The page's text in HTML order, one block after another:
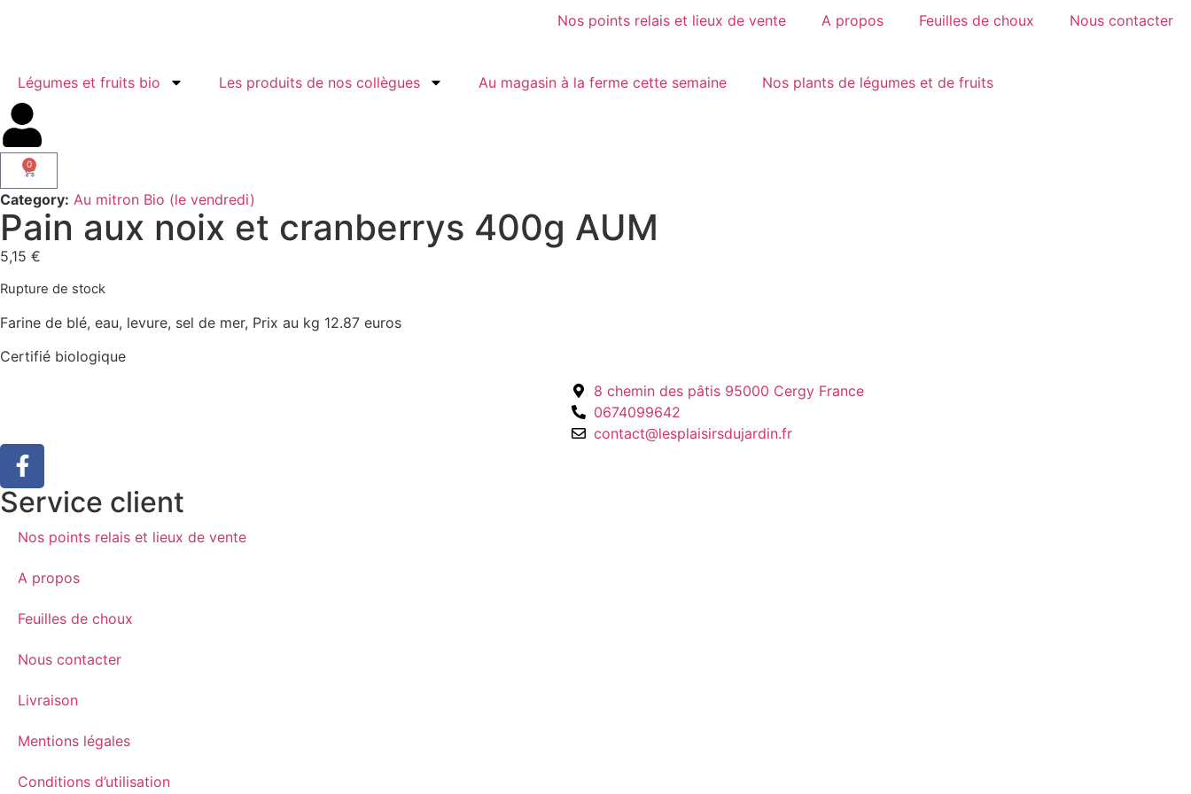
Nos points relais et lieux de vente A propos Feuilles de choux Nous contacter
Légumes et fruits bio Les produits de nos collègues Au magasin à la ferme cette semaine Nos plants de légumes et de fruits
0
Category: Au mitron Bio (le vendredi)
Pain aux noix et cranberrys 400g AUM
5,15 €
Rupture de stock
Farine de blé, eau, levure, sel de mer, Prix au kg 12.87 euros
Certifié biologique
8 chemin des pâtis 95000 Cergy France
0674099642
contact@lesplaisirsdujardin.fr
Service client
Nos points relais et lieux de vente
A propos
Feuilles de choux
Nous contacter
Livraison
Mentions légales
Conditions d’utilisation